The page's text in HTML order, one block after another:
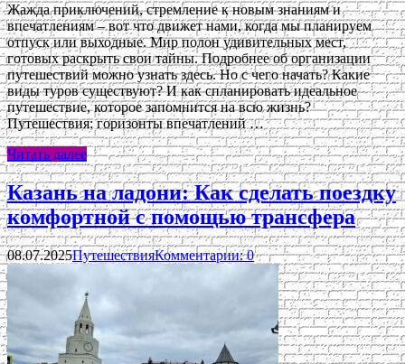
Жажда приключений, стремление к новым знаниям и
впечатлениям – вот что движет нами, когда мы планируем
отпуск или выходные. Мир полон удивительных мест,
готовых раскрыть свои тайны. Подробнее об организации
путешествий можно узнать здесь. Но с чего начать? Какие
виды туров существуют? И как спланировать идеальное
путешествие, которое запомнится на всю жизнь?
Путешествия: горизонты впечатлений …
Читать далее
Казань на ладони: Как сделать поездку
комфортной с помощью трансфера
08.07.2025ПутешествияКомментарии: 0